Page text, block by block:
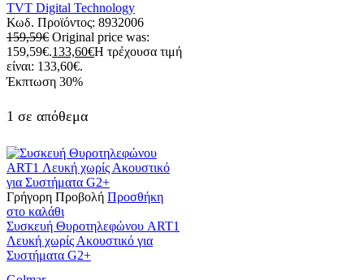
TVT Digital Technology
Κωδ. Προϊόντος: 8932006
159,59€ Original price was:
159,59€.133,60€Η τρέχουσα τιμή
είναι: 133,60€.
Έκπτωση 30%
1 σε απόθεμα
Γρήγορη Προβολή Προσθήκη
στο καλάθι
Συσκευή Θυροτηλεφώνου ART1
Λευκή χωρίς Ακουστικό για
Συστήματα G2+